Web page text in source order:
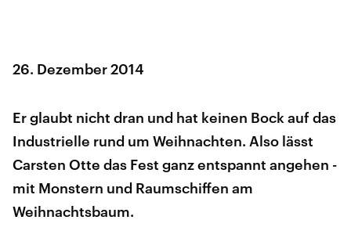
26. Dezember 2014
Er glaubt nicht dran und hat keinen Bock auf das
Industrielle rund um Weihnachten. Also lässt
Carsten Otte das Fest ganz entspannt angehen -
mit Monstern und Raumschiffen am
Weihnachtsbaum.